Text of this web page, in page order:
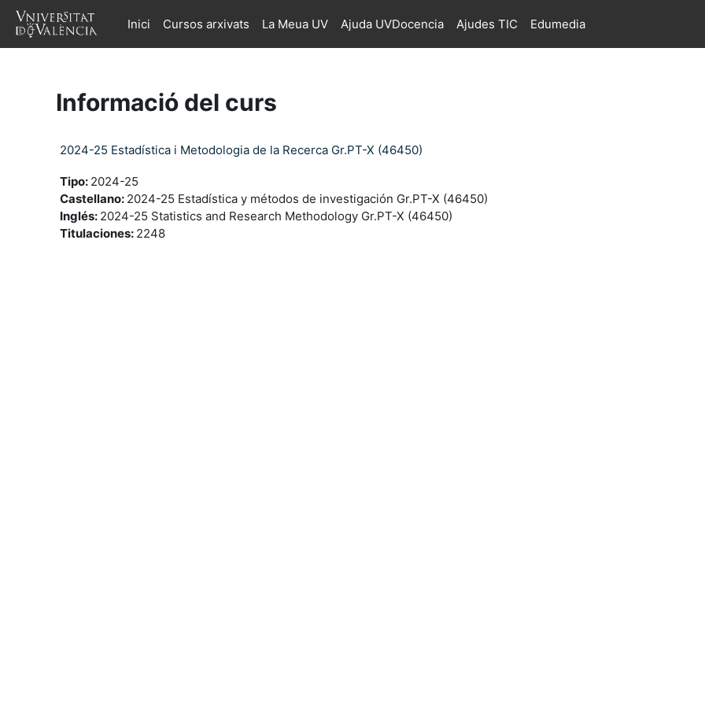
Ves al contingut principal
Inici
Cursos arxivats La Meua UV Ajuda UVDocencia Ajudes TIC Edumedia
Informació del curs
2024-25 Estadística i Metodologia de la Recerca Gr.PT-X (46450)
Tipo: 2024-25
Castellano: 2024-25 Estadística y métodos de investigación Gr.PT-X (46450)
Inglés: 2024-25 Statistics and Research Methodology Gr.PT-X (46450)
Titulaciones: 2248